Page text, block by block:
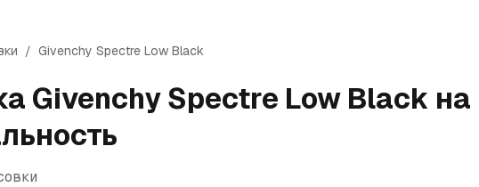
/ Givenchy Spectre Low Black
GivenchySpectre Low Black на